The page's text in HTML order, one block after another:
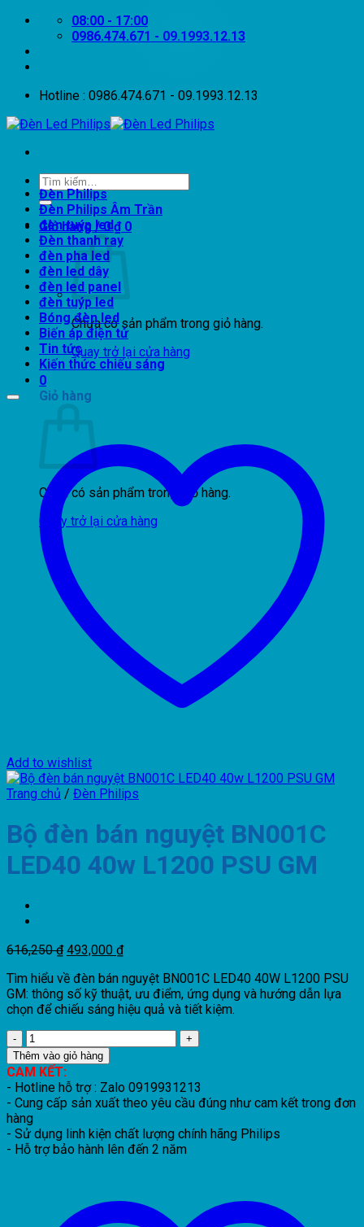
dung
08:00 - 17:00
0986.474.671 - 09.1993.12.13
Hotline : 0986.474.671 - 09.1993.12.13
Tìm
kiếm:
Giỏ hàng /0₫ 0
Chưa có sản phẩm trong giỏ hàng.
Quay trở lại cửa hàng
0
Giỏ hàng
Chưa có sản phẩm trong giỏ hàng.
Quay trở lại cửa hàng
Đèn Philips
Đèn Philips Âm Trần
đèn tuýp led
Đèn thanh ray
đèn pha led
đèn led dây
đèn led panel
đèn tuýp led
Bóng đèn led
Biến áp điện tử
Tin tức
Kiến thức chiếu sáng
Add to wishlist
Trang chủ / Đèn Philips
Bộ đèn bán nguyệt BN001C
LED40 40w L1200 PSU GM
616,250₫ Giá
là:
616,250 ₫.
493,000 ₫Giá
tại
là:
493,000 ₫.
Tìm hiểu về đèn bán nguyệt BN001C LED40 40W L1200 PSU
GM: thông số kỹ thuật, ưu điểm, ứng dụng và hướng dẫn lựa
chọn để chiếu sáng hiệu quả và tiết kiệm.
Bộ
đèn
bán
nguyệt
BN001C
LED40
40w
L1200
PSU
Thêm vào giỏ hàng
CAM KẾT:
- Hotline hỗ trợ : Zalo 0919931213
- Cung cấp sản xuất theo yêu cầu đúng như cam kết trong đơn
hàng
- Sử dụng linh kiện chất lượng chính hãng Philips
- Hỗ trợ bảo hành lên đến 2 năm